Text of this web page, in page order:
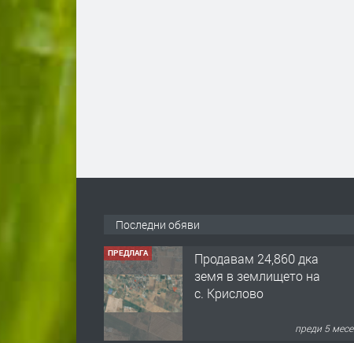
Последни обяви
ПРЕДЛАГА
Продавам 24,860 дка
земя в землището на
с. Крислово
преди 5